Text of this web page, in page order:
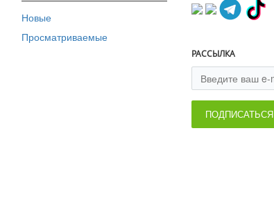
Новые
Просматриваемые
РАССЫЛКА
ПОДПИСАТЬСЯ